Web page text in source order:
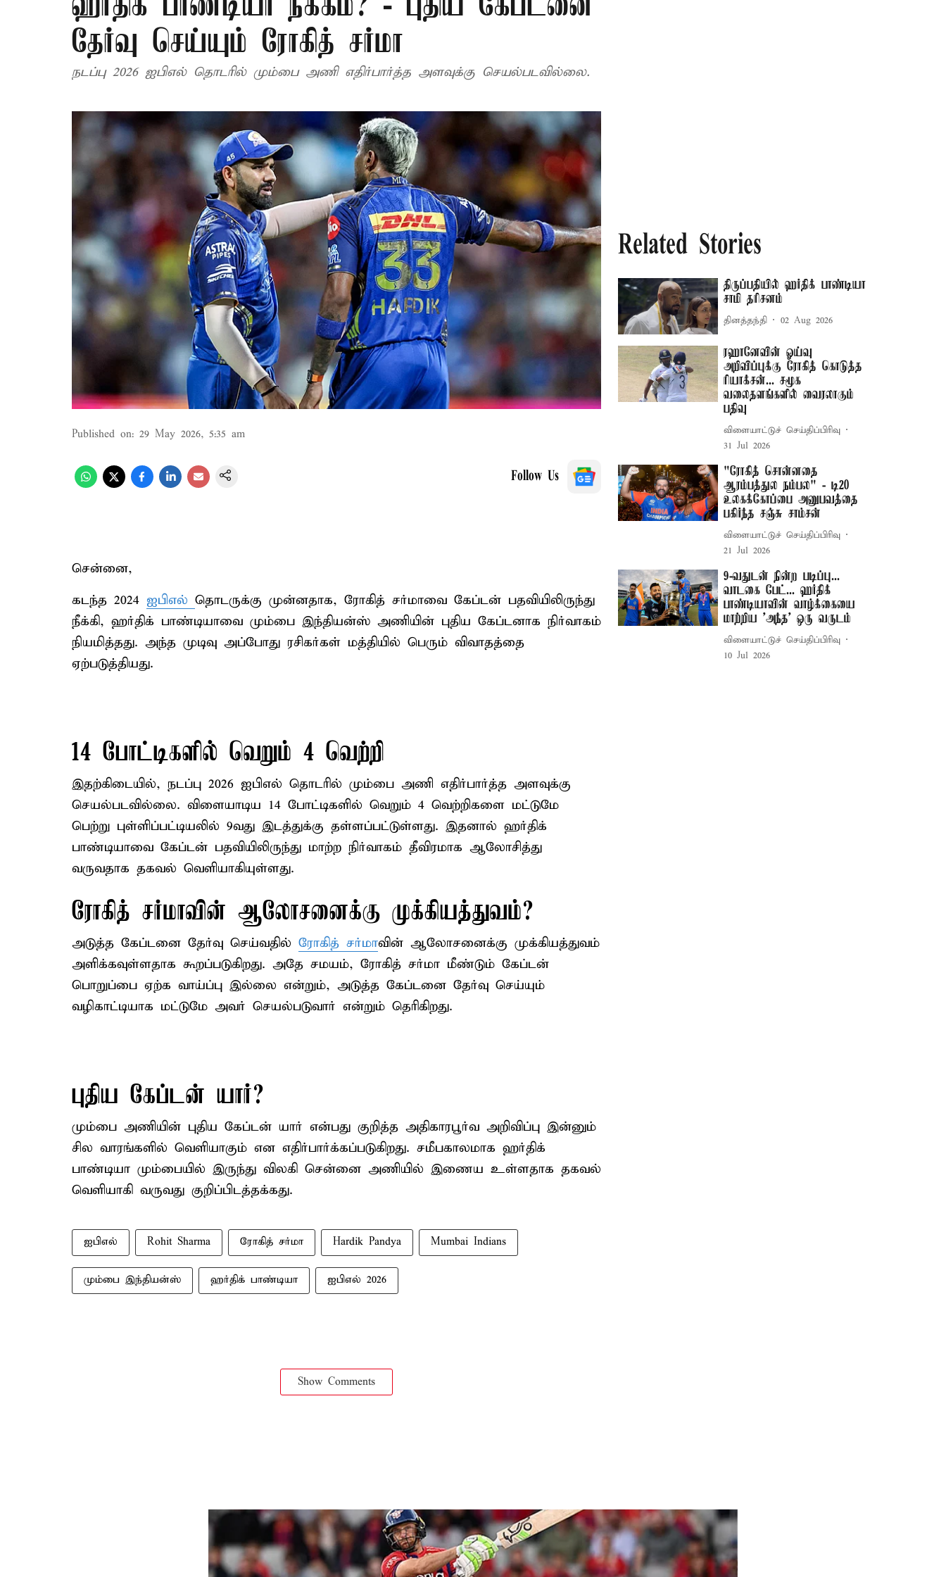
தேர்வு செய்யும் ரோகித் சர்மா
நடப்பு 2026 ஐபிஎல் தொடரில் மும்பை அணி எதிர்பார்த்த அளவுக்கு செயல்படவில்லை.
Published on: 29 May 2026, 5:35 am
Follow Us
சென்னை,
கடந்த 2024 ஐபிஎல் தொடருக்கு முன்னதாக, ரோகித் சர்மாவை கேப்டன் பதவியிலிருந்து
நீக்கி, ஹர்திக் பாண்டியாவை மும்பை இந்தியன்ஸ் அணியின் புதிய கேப்டனாக நிர்வாகம்
நியமித்தது. அந்த முடிவு அப்போது ரசிகர்கள் மத்தியில் பெரும் விவாதத்தை
ஏற்படுத்தியது.
14 போட்டிகளில் வெறும் 4 வெற்றி
இதற்கிடையில், நடப்பு 2026 ஐபிஎல் தொடரில் மும்பை அணி எதிர்பார்த்த அளவுக்கு
செயல்படவில்லை. விளையாடிய 14 போட்டிகளில் வெறும் 4 வெற்றிகளை மட்டுமே
பெற்று புள்ளிப்பட்டியலில் 9வது இடத்துக்கு தள்ளப்பட்டுள்ளது. இதனால் ஹர்திக்
பாண்டியாவை கேப்டன் பதவியிலிருந்து மாற்ற நிர்வாகம் தீவிரமாக ஆலோசித்து
வருவதாக தகவல் வெளியாகியுள்ளது.
ரோகித் சர்மாவின் ஆலோசனைக்கு முக்கியத்துவம்?
அடுத்த கேப்டனை தேர்வு செய்வதில் ரோகித் சர்மாவின் ஆலோசனைக்கு முக்கியத்துவம்
அளிக்கவுள்ளதாக கூறப்படுகிறது. அதே சமயம், ரோகித் சர்மா மீண்டும் கேப்டன்
பொறுப்பை ஏற்க வாய்ப்பு இல்லை என்றும், அடுத்த கேப்டனை தேர்வு செய்யும்
வழிகாட்டியாக மட்டுமே அவர் செயல்படுவார் என்றும் தெரிகிறது.
புதிய கேப்டன் யார்?
மும்பை அணியின் புதிய கேப்டன் யார் என்பது குறித்த அதிகாரபூர்வ அறிவிப்பு இன்னும்
சில வாரங்களில் வெளியாகும் என எதிர்பார்க்கப்படுகிறது. சமீபகாலமாக ஹர்திக்
பாண்டியா மும்பையில் இருந்து விலகி சென்னை அணியில் இணைய உள்ளதாக தகவல்
வெளியாகி வருவது குறிப்பிடத்தக்கது.
ஐபிஎல் Rohit Sharma ரோகித் சர்மா Hardik Pandya Mumbai Indians
மும்பை இந்தியன்ஸ் ஹர்திக் பாண்டியா ஐபிஎல் 2026
Show Comments
Related Stories
திருப்பதியில் ஹர்திக் பாண்டியா
சாமி தரிசனம்
தினத்தந்தி 02 Aug 2026
ரஹானேவின் ஓய்வு
அறிவிப்புக்கு ரோகித் கொடுத்த
ரியாக்சன்... சமூக
வலைதளங்களில் வைரலாகும்
பதிவு
விளையாட்டுச் செய்திப்பிரிவு
31 Jul 2026
"ரோகித் சொன்னதை
ஆரம்பத்துல நம்பல" - டி20
உலகக்கோப்பை அனுபவத்தை
பகிர்ந்த சஞ்சு சாம்சன்
விளையாட்டுச் செய்திப்பிரிவு
21 Jul 2026
9-வதுடன் நின்ற படிப்பு...
வாடகை பேட்... ஹர்திக்
பாண்டியாவின் வாழ்க்கையை
மாற்றிய 'அந்த' ஒரு வருடம்
விளையாட்டுச் செய்திப்பிரிவு
10 Jul 2026